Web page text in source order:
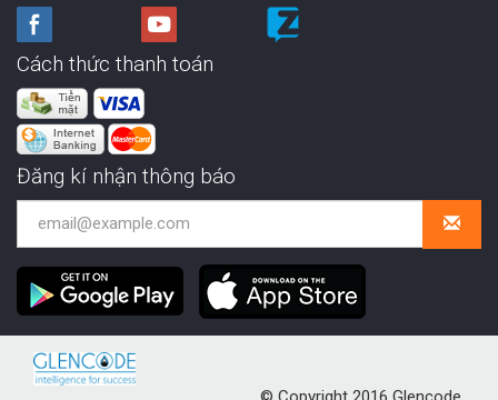
Cách thức thanh toán
Đăng kí nhận thông báo